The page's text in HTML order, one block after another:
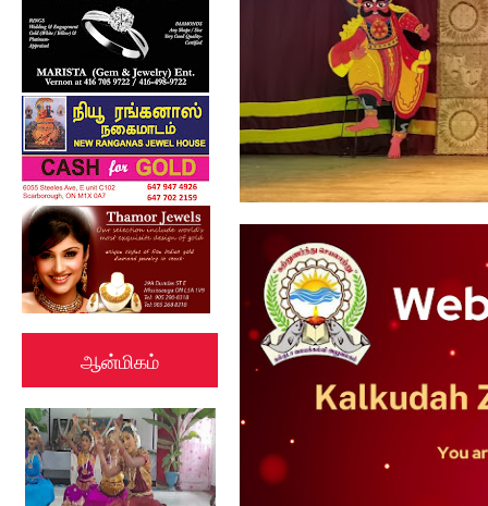
ஆன்மிகம்
கல்குடா கல்வி வலயத்தின்
ஏற்பாட்டில...